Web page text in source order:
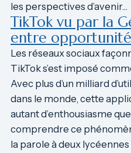
les perspectives d’avenir…
TikTok vu par la
entre
Les réseaux sociaux
TikTok s’est imposé
Avec plus d’un milliard
dans le monde, cette
autant d’enthousiasme
comprendre ce
la parole à deux